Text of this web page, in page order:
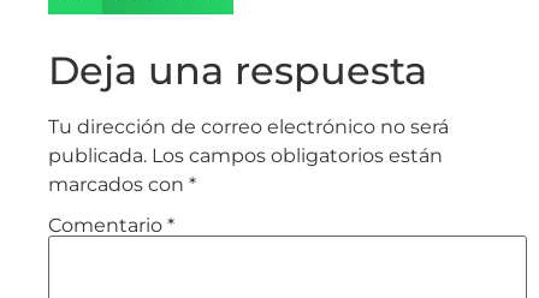
Deja una respuesta
Tu dirección de correo electrónico no será
publicada. Los campos obligatorios están
marcados con *
Comentario *